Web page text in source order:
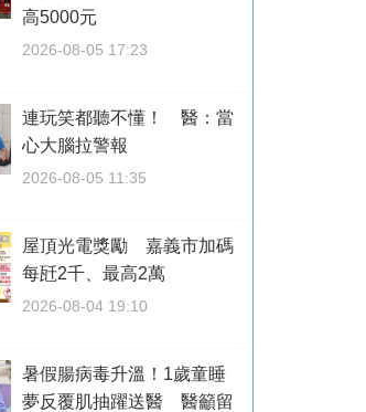
高5000元
2026-08-05 17:23
連玩笑都聽不懂！ 醫：當
心大腦拉警報
2026-08-05 11:35
屋頂光電獎勵 嘉義市加碼
每瓩2千、最高2萬
2026-08-04 19:10
暑假腸病毒升溫！1歲童睡
夢反覆肌抽躍送醫 醫籲留